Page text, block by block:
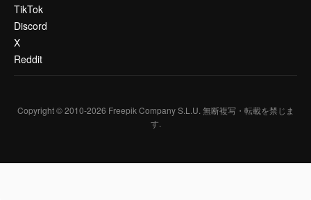
TikTok
Discord
X
Reddit
Copyright © 2010-2026 Freepik Company S.L.U. 無断複写・転載を禁じま
す.